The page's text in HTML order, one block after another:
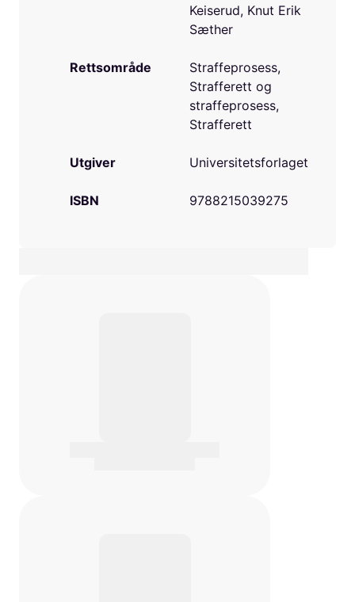
Keiserud, Knut Erik
Sæther
Rettsområde
Straffeprosess,
Strafferett og
straffeprosess,
Strafferett
Utgiver Universitetsforlaget
ISBN 9788215039275